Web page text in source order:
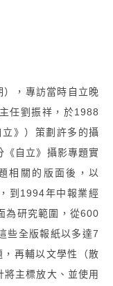
，專訪當時自立晚
任劉振祥，於1988
》）策劃許多的攝
《自立》攝影專題實
相關的版面後，以
到1994年中報業經
為研究範圍，從600
些全版報紙以多達7
再輔以文學性（散
主標放大、並使用